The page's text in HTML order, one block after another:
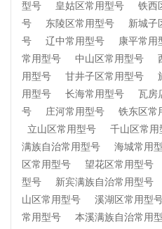
型号
皇姑区常用型号 铁西
号
东陵区常用型号 新城子
号
辽中常用型号 康平常用
常用型号
中山区常用型号
用型号
甘井子区常用型号
用型号
长海常用型号 瓦房
号
庄河常用型号 铁东区常
立山区常用型号
千山区常用
满族自治常用型号
海城常用
区常用型号
望花区常用型号
型号
新宾满族自治常用型号
山区常用型号
溪湖区常用型
常用型号
本溪满族自治常用